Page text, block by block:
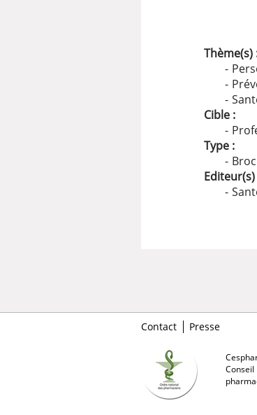
Thème(s)
Cible :
Type :
Editeur(s)
Contact Presse
Conseil